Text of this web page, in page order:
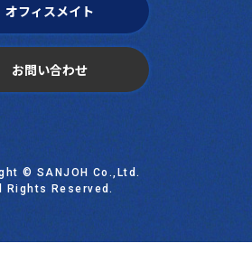
オフィスメイト
お問い合わせ
© SANJOH Co.,Ltd.
Rights Reserved.